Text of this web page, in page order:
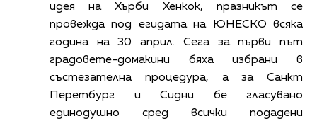
идея на Хърби Хенкок, празникът се
провежда под егидата на ЮНЕСКО всяка
година на 30 април. Сега за първи път
градовете-домакини бяха избрани в
състезателна процедура, а за Санкт
Перетбург и Сидни бе гласувано
единодушно сред всички подадени